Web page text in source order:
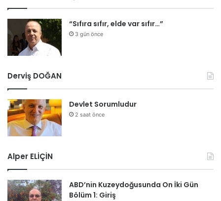
“Sıfıra sıfır, elde var sıfır…”
3 gün önce
Derviş DOĞAN
Devlet Sorumludur
2 saat önce
Alper ELİÇİN
ABD’nin Kuzeydoğusunda On İki Gün
Bölüm 1: Giriş